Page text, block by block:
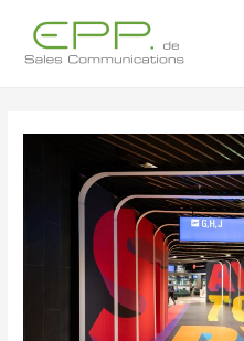
Inhalt
springen
navigation